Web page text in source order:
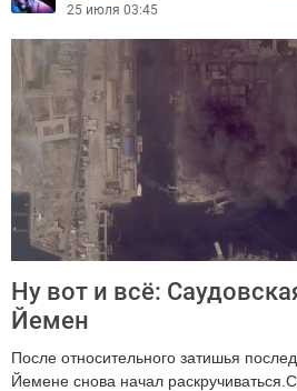
25 июля 03:45
Ну вот и всё:
Йемен
После относительного затишья
Йемене снова начал